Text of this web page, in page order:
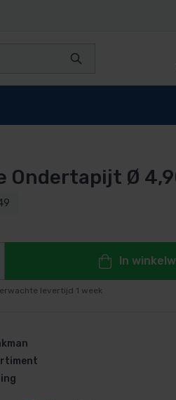
Ondertapijt Ø
In
levertijd 1 week